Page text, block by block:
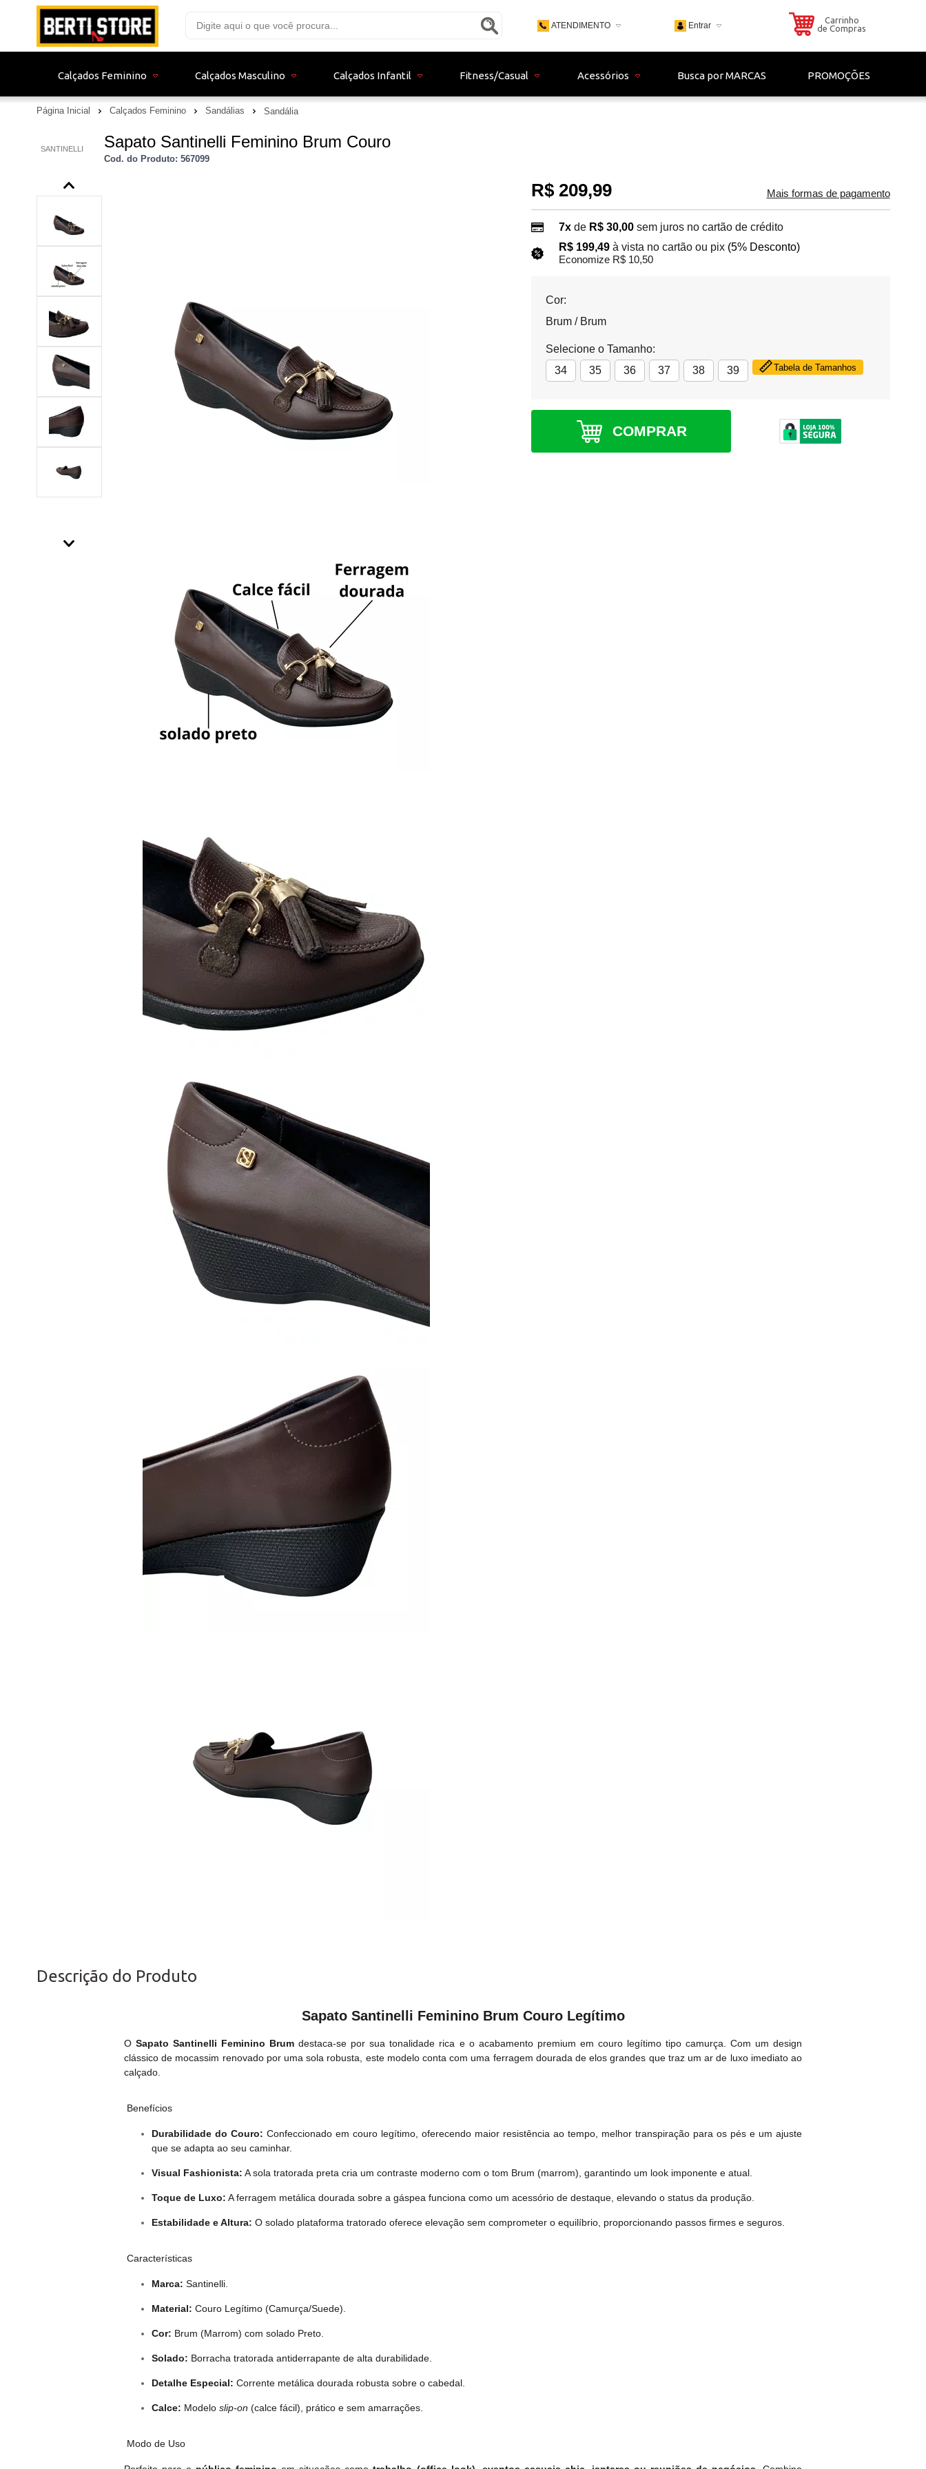
ATENDIMENTO
(48) 9 - 9153 - 4306
Entrar
Carrinho
de Compras
Calçados Feminino Calçados Masculino Calçados Infantil Fitness/Casual Acessórios Busca por MARCAS PROMOÇÕES
Página Inicial Calçados Feminino Sandálias Sandália
SANTINELLI Sapato Santinelli Feminino Brum Couro
Cod. do Produto: 567099
R$ 209,99 Mais formas de pagamento
7x de R$ 30,00 sem juros no cartão de crédito
R$ 199,49à vista no cartão ou pix (5% Desconto)
Economize R$ 10,50
Cor:
Brum / Brum
Selecione o Tamanho:
34
35 36 37 38 39 Tabela de Tamanhos
COMPRAR
Descrição do Produto
Sapato Santinelli Feminino Brum Couro Legítimo
OSapato Santinelli Feminino Brum destaca-se por sua tonalidade rica e o acabamento premium em couro legítimo tipo camurça. Com um design
clássico de mocassim renovado por uma sola robusta, este modelo conta com uma ferragem dourada de elos grandes que traz um ar de luxo imediato ao
calçado.
Benefícios
Durabilidade do Couro: Confeccionado em couro legítimo, oferecendo maior resistência ao tempo, melhor transpiração para os pés e um ajuste
que se adapta ao seu caminhar.
Visual Fashionista: A sola tratorada preta cria um contraste moderno com o tom Brum (marrom), garantindo um look imponente e atual.
Toque de Luxo: A ferragem metálica dourada sobre a gáspea funciona como um acessório de destaque, elevando o status da produção.
Estabilidade e Altura: O solado plataforma tratorado oferece elevação sem comprometer o equilíbrio, proporcionando passos firmes e seguros.
Características
Marca: Santinelli.
Material: Couro Legítimo (Camurça/Suede).
Cor: Brum (Marrom) com solado Preto.
Solado: Borracha tratorada antiderrapante de alta durabilidade.
Detalhe Especial: Corrente metálica dourada robusta sobre o cabedal.
Calce: Modelo slip-on (calce fácil), prático e sem amarrações.
Modo de Uso